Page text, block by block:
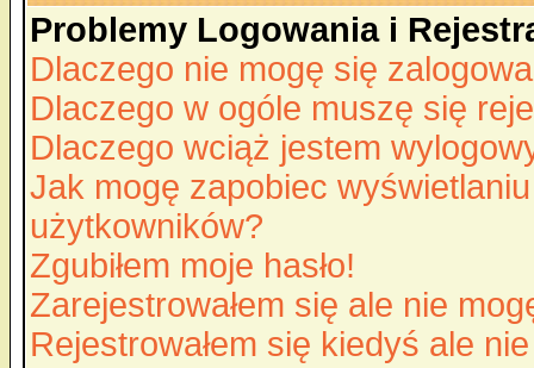
Problemy Logowania i
Dlaczego nie mogę się
Dlaczego w ogóle muszę się
Dlaczego wciąż jestem
Jak mogę zapobiec
użytkowników?
Zgubiłem moje hasło!
Zarejestrowałem się ale nie
Rejestrowałem się kiedyś ale